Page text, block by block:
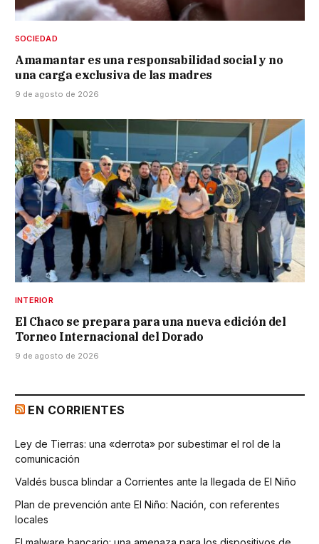
SOCIEDAD
Amamantar es una responsabilidad social y no
una carga exclusiva de las madres
9 de agosto de 2026
INTERIOR
El Chaco se prepara para una nueva edición del
Torneo Internacional del Dorado
9 de agosto de 2026
EN CORRIENTES
Ley de Tierras: una «derrota» por subestimar el rol de la
comunicación
Valdés busca blindar a Corrientes ante la llegada de El Niño
Plan de prevención ante El Niño: Nación, con referentes
locales